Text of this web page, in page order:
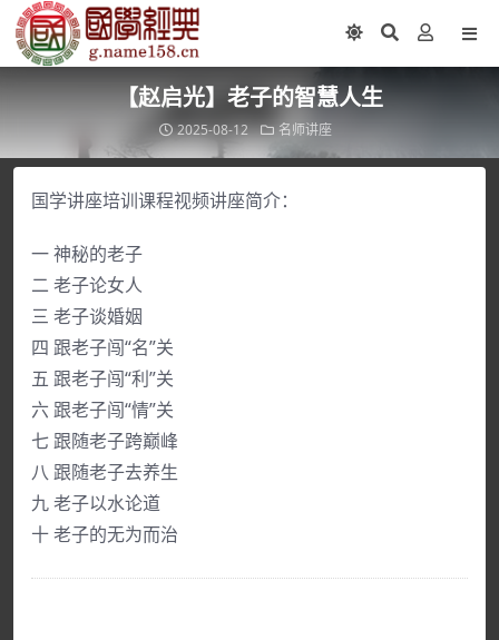
【赵启光】老子的智慧人生
2025-08-12 名师讲座
国学讲座培训课程视频讲座简介：
一 神秘的老子
二 老子论女人
三 老子谈婚姻
四 跟老子闯“名”关
五 跟老子闯“利”关
六 跟老子闯“情”关
七 跟随老子跨巅峰
八 跟随老子去养生
九 老子以水论道
十 老子的无为而治